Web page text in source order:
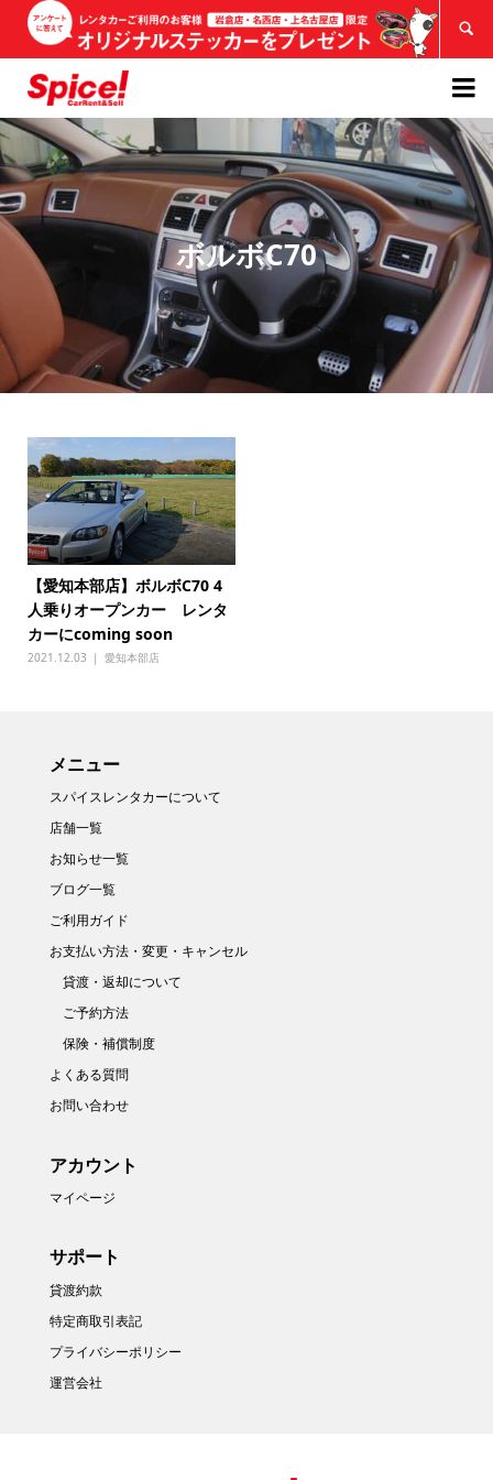


ボルボC70
【愛知本部店】ボルボC70 4
人乗りオープンカー レンタ
カーにcoming soon
2021.12.03 愛知本部店
メニュー
スパイスレンタカーについて
店舗一覧
お知らせ一覧
ブログ一覧
ご利用ガイド
お支払い方法・変更・キャンセル
貸渡・返却について
ご予約方法
保険・補償制度
よくある質問
お問い合わせ
アカウント
マイページ
サポート
貸渡約款
特定商取引表記
プライバシーポリシー
運営会社